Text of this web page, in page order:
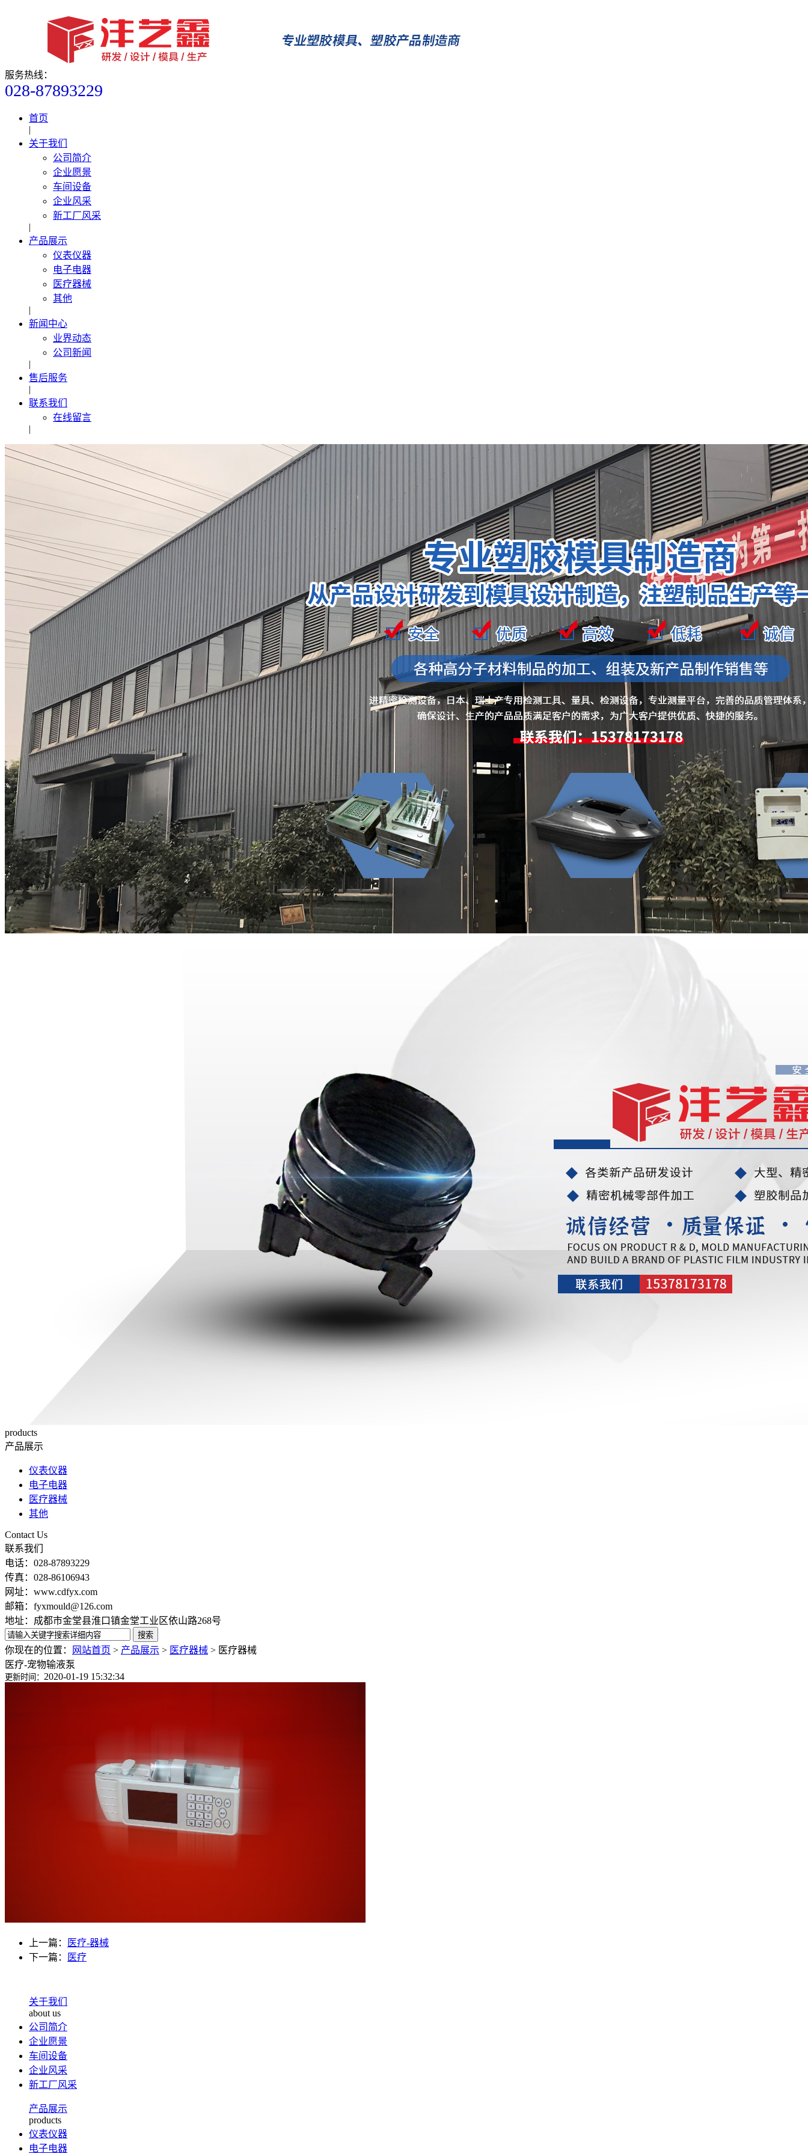
服务热线：
028-87893229
首页
|
关于我们
公司简介
企业愿景
车间设备
企业风采
新工厂风采
|
产品展示
仪表仪器
电子电器
医疗器械
其他
|
新闻中心
业界动态
公司新闻
|
售后服务
|
联系我们
在线留言
|
products
产品展示
仪表仪器
电子电器
医疗器械
其他
Contact Us
联系我们
电话：028-87893229
传真：028-86106943
网址：www.cdfyx.com
邮箱：fyxmould@126.com
地址：成都市金堂县淮口镇金堂工业区依山路268号
你现在的位置： 网站首页 > 产品展示 > 医疗器械 > 医疗器械
医疗-宠物输液泵
更新时间： 2020-01-19 15:32:34
上一篇：
医疗-器械
下一篇：
医疗
关于我们
about us
公司简介
企业愿景
车间设备
企业风采
新工厂风采
产品展示
products
仪表仪器
电子电器